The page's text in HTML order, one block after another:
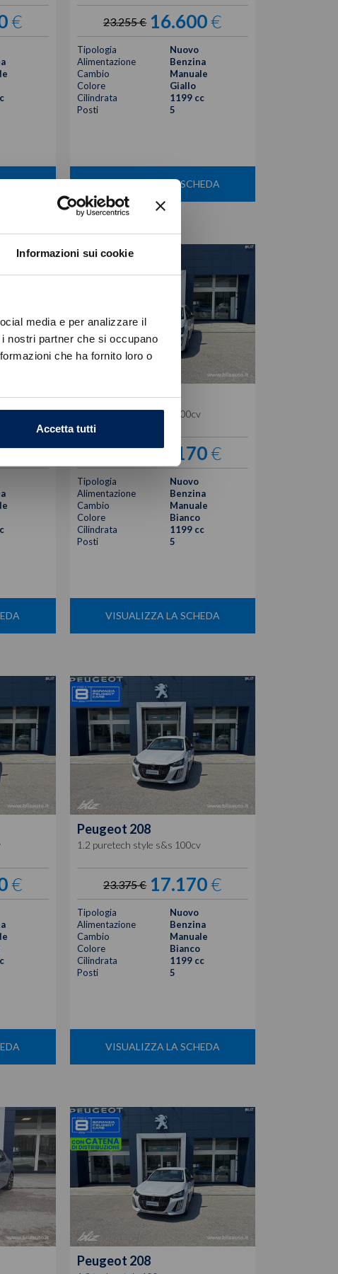
Informazioni sui cookie
media e per analizzare il
nostri partner che si occupano
che ha fornito loro o
Accetta tutti
€ 23.255 € 16.600€
Tipologia
Nuovo
Alimentazione
Benzina
Cambio
Manuale
Colore
Giallo
Cilindrata
1199 cc
Posti
5
VISUALIZZA LA SCHEDA
€
Peugeot208
1.2 puretech style s&s 100cv
17.170€
Tipologia
Nuovo
Alimentazione
Benzina
Cambio
Manuale
Colore
Bianco
Cilindrata
1199 cc
Posti
5
VISUALIZZA LA SCHEDA
€
Peugeot 208
1.2 puretech style s&s 100cv
23.375 € 17.170€
Tipologia
Nuovo
Alimentazione
Benzina
Cambio
Manuale
Colore
Bianco
Cilindrata
1199 cc
Posti
5
VISUALIZZA LA SCHEDA
Peugeot 208